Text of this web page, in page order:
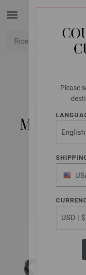
Please
of
AGO
MAGLIA